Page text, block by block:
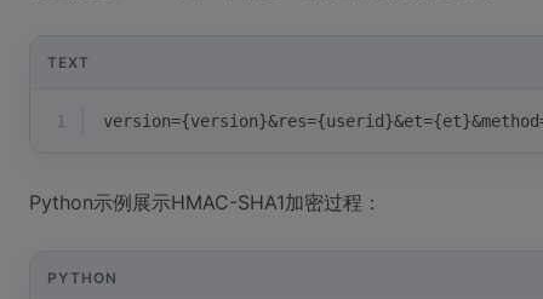
TEXT
1
Python示例展示HMAC-SHA1加密过程：
PYTHON